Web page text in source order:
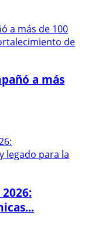
a más